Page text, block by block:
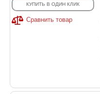
КУПИТЬ В ОДИН КЛИК
Сравнить товар